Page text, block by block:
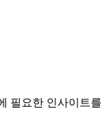
필요한 인사이트를